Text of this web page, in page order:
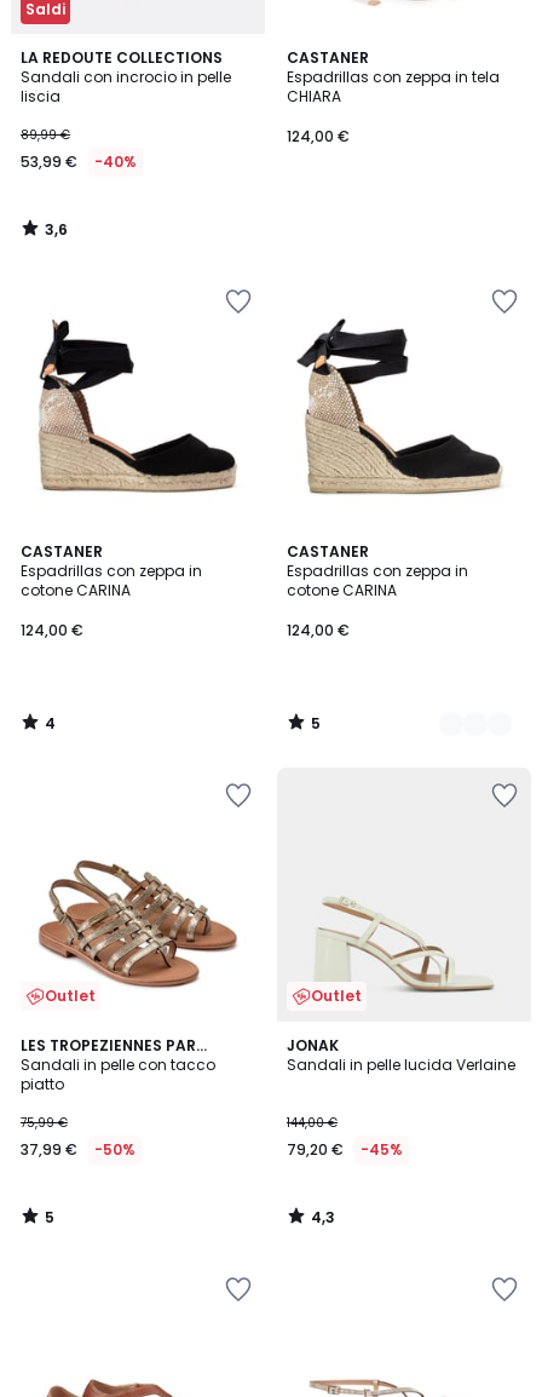
Saldi
LA REDOUTE COLLECTIONS
Sandali con incrocio in pelle
liscia
89,99 €
53,99 € -40%
3,6
/ 5
3,6
/
CASTANER
Espadrillas con zeppa in tela
CHIARA
124,00 €
CASTANER
Espadrillas con zeppa in
cotone CARINA
124,00 €
4
/
5
4
/
CASTANER
Espadrillas con zeppa in
cotone CARINA
124,00 €
5
/
5
2
Colori
5
/
Outlet
LES TROPEZIENNES PAR
M.BELARBI
Sandali in pelle con tacco
piatto
75,99 €
37,99 € -50%
5
/
5
5
/
Outlet
JONAK
Sandali in pelle lucida Verlaine
144,00 €
79,20 € -45%
4,3
/ 5
4,3
/